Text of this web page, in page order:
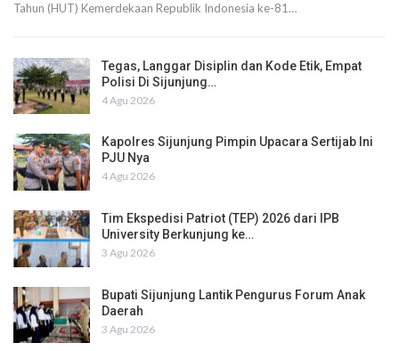
Tahun (HUT) Kemerdekaan Republik Indonesia ke-81…
Tegas, Langgar Disiplin dan Kode Etik, Empat
Polisi Di Sijunjung…
4 Agu 2026
Kapolres Sijunjung Pimpin Upacara Sertijab Ini
PJU Nya
4 Agu 2026
Tim Ekspedisi Patriot (TEP) 2026 dari IPB
University Berkunjung ke…
3 Agu 2026
Bupati Sijunjung Lantik Pengurus Forum Anak
Daerah
3 Agu 2026